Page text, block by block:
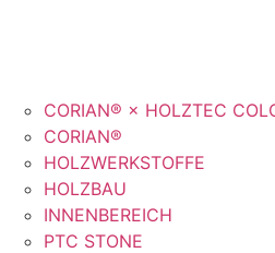
CORIAN® × HOLZTEC
CORIAN®
HOLZWERKSTOFFE
HOLZBAU
INNENBEREICH
PTC STONE